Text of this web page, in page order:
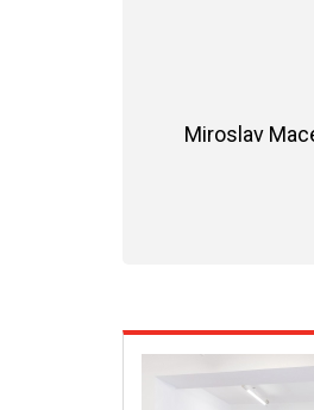
Miroslav